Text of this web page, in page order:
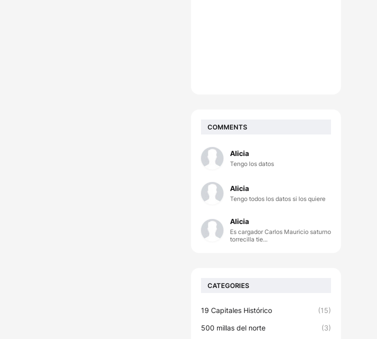
COMMENTS
Alicia
Tengo los datos
Alicia
Tengo todos los datos si los quiere
Alicia
Es cargador Carlos Mauricio saturno
torrecilla tie...
CATEGORIES
19 Capitales Histórico (15)
500 millas del norte (3)